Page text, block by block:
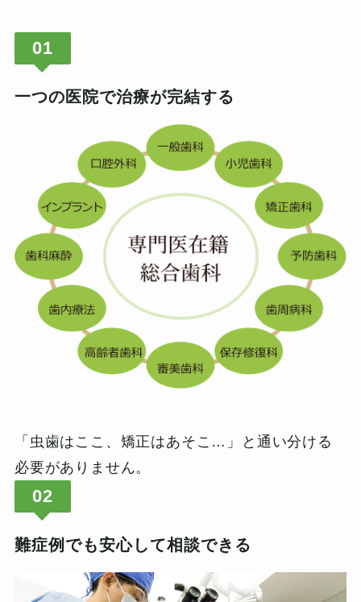
01
一つの医院で治療が完結する
「虫歯はここ、矯正はあそこ…」と通い分ける
必要がありません。
02
難症例でも安心して相談できる